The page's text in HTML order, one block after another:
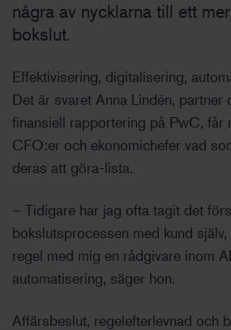
några av nycklarna till ett
bokslut.
Effektivisering, digitalisering,
Det är svaret Anna Lindén, partner
finansiell rapportering på PwC, får
CFO:er och ekonomichefer vad
deras att göra-lista.
– Tidigare har jag ofta tagit det
bokslutsprocessen med kund
regel med mig en rådgivare inom
automatisering, säger hon.
Affärsbeslut, regelefterlevnad och